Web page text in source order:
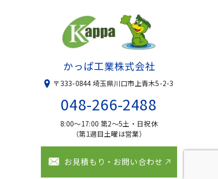
かっぱ工業株式会社
〒333-0844 埼玉県川口市上青木5-2-3
048-266-2488
8:00〜17:00 第2〜5土・日祝休
（第1週目土曜は営業）
お見積もり・お問い合わせ